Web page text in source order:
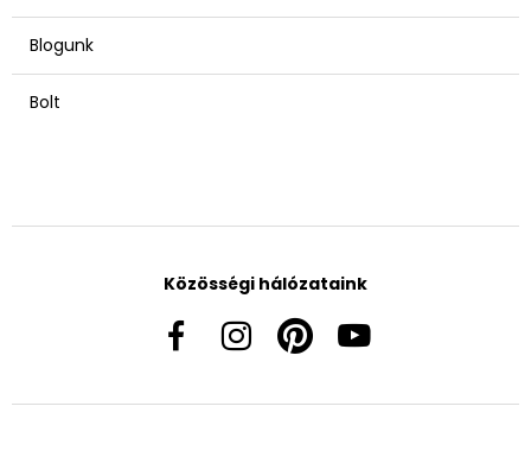
Blogunk
Bolt
Közösségi hálózataink